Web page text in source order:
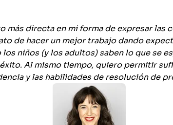
más directa en mi forma de expresar las
de hacer un mejor trabajo dando
los niños (y los adultos) saben lo que se
Al mismo tiempo, quiero permitir
y las habilidades de resolución de